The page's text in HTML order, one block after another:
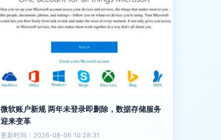
微软账户新规 两年未登录即删除，数据存储服务
迎来变革
更新时间：2026-08-06 10:28:31